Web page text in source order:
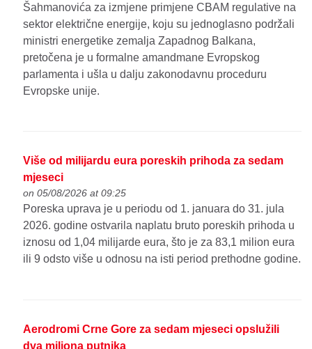
Šahmanovića za izmjene primjene CBAM regulative na
sektor električne energije, koju su jednoglasno podržali
ministri energetike zemalja Zapadnog Balkana,
pretočena je u formalne amandmane Evropskog
parlamenta i ušla u dalju zakonodavnu proceduru
Evropske unije.
Više od milijardu eura poreskih prihoda za sedam
mjeseci
on 05/08/2026 at 09:25
Poreska uprava je u periodu od 1. januara do 31. jula
2026. godine ostvarila naplatu bruto poreskih prihoda u
iznosu od 1,04 milijarde eura, što je za 83,1 milion eura
ili 9 odsto više u odnosu na isti period prethodne godine.
Aerodromi Crne Gore za sedam mjeseci opslužili
dva miliona putnika